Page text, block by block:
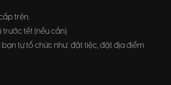
trên.
tết (nếu cần).
tự tổ chức như: đặt tiệc, đặt địa điểm